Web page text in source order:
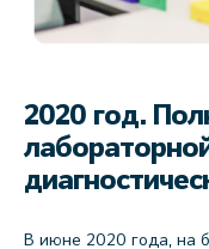
2020 год.
В июне 2020 года, на